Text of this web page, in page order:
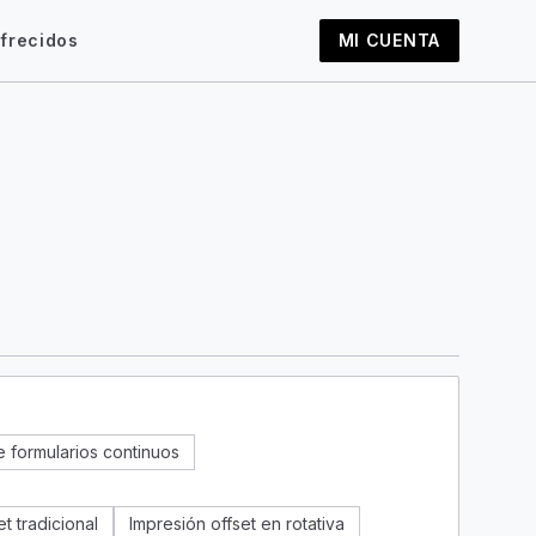
MI CUENTA
formularios continuos
tradicional
Impresión offset en rotativa